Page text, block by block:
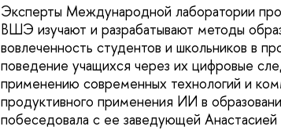
Эксперты Международной лаборатории
ВШЭ изучают и разрабатывают методы
вовлеченность студентов и школьников в
поведение учащихся через их цифровые
применению современных технологий и
продуктивного применения ИИ в
побеседовала с ее заведующей Анастасией